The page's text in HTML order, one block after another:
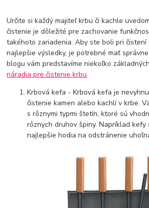
Určite si každý majiteľ krbu či kachle
čistenie je dôležité pre zachovanie
takéhoto zariadenia. Aby ste boli pri čistení
najlepšie výsledky, je potrebné mať
blogu vám predstavíme niekoľko
náradia pre čistenie krbu.
Krbová kefa - Krbová kefa je
čistenie kamen alebo kachlí v krbe.
s rôznymi typmi štetín, ktoré sú
rôznych druhov špiny. Napríklad
najlepšie hodia na odstránenie